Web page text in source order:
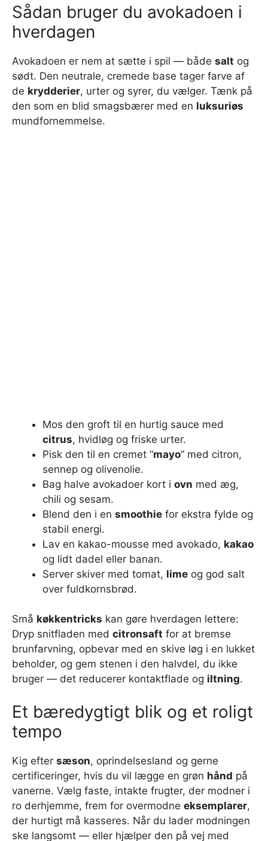
Sådan bruger du avokadoen i
hverdagen
Avokadoen er nem at sætte i spil — både salt og
sødt. Den neutrale, cremede base tager farve af
de krydderier, urter og syrer, du vælger. Tænk på
den som en blid smagsbærer med en luksuriøs
mundfornemmelse.
Mos den groft til en hurtig sauce med
citrus, hvidløg og friske urter.
Pisk den til en cremet “mayo” med citron,
sennep og olivenolie.
Bag halve avokadoer kort i ovn med æg,
chili og sesam.
Blend den i en smoothie for ekstra fylde og
stabil energi.
Lav en kakao-mousse med avokado, kakao
og lidt dadel eller banan.
Server skiver med tomat, lime og god salt
over fuldkornsbrød.
Små køkkentricks kan gøre hverdagen lettere:
Dryp snitfladen med citronsaft for at bremse
brunfarvning, opbevar med en skive løg i en lukket
beholder, og gem stenen i den halvdel, du ikke
bruger — det reducerer kontaktflade og iltning.
Et bæredygtigt blik og et roligt
tempo
Kig efter sæson, oprindelsesland og gerne
certificeringer, hvis du vil lægge en grøn hånd på
vanerne. Vælg faste, intakte frugter, der modner i
ro derhjemme, frem for overmodne eksemplarer,
der hurtigt må kasseres. Når du lader modningen
ske langsomt — eller hjælper den på vej med